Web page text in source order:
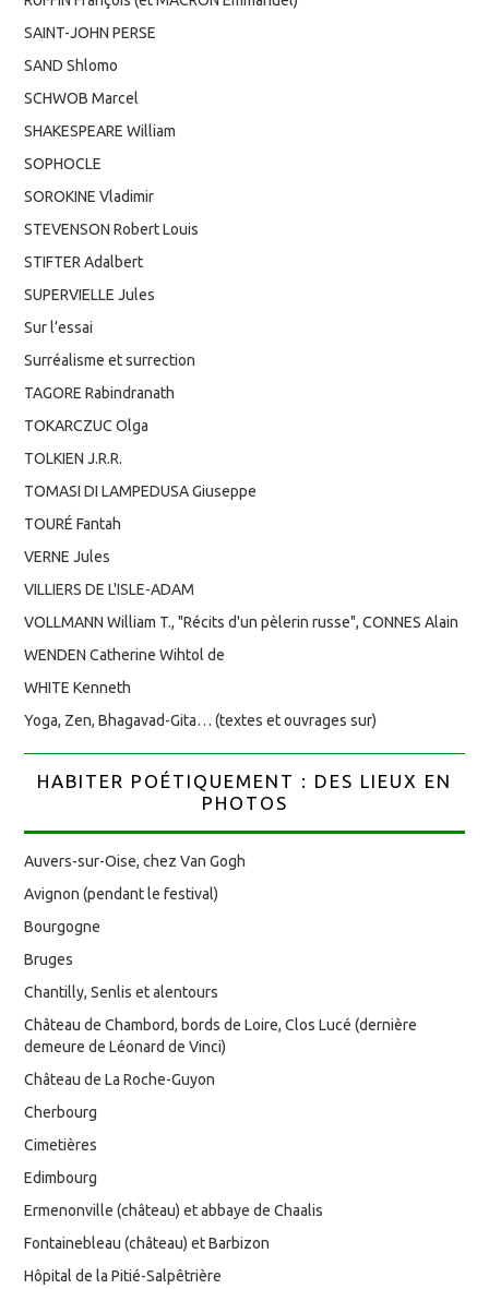
SAINT-JOHN PERSE
SAND Shlomo
SCHWOB Marcel
SHAKESPEARE William
SOPHOCLE
SOROKINE Vladimir
STEVENSON Robert Louis
STIFTER Adalbert
SUPERVIELLE Jules
Sur l’essai
Surréalisme et surrection
TAGORE Rabindranath
TOKARCZUC Olga
TOLKIEN J.R.R.
TOMASI DI LAMPEDUSA Giuseppe
TOURÉ Fantah
VERNE Jules
VILLIERS DE L'ISLE-ADAM
VOLLMANN William T., "Récits d'un pèlerin russe", CONNES Alain
WENDEN Catherine Wihtol de
WHITE Kenneth
Yoga, Zen, Bhagavad-Gita… (textes et ouvrages sur)
HABITER POÉTIQUEMENT : DES LIEUX EN
PHOTOS
Auvers-sur-Oise, chez Van Gogh
Avignon (pendant le festival)
Bourgogne
Bruges
Chantilly, Senlis et alentours
Château de Chambord, bords de Loire, Clos Lucé (dernière
demeure de Léonard de Vinci)
Château de La Roche-Guyon
Cherbourg
Cimetières
Edimbourg
Ermenonville (château) et abbaye de Chaalis
Fontainebleau (château) et Barbizon
Hôpital de la Pitié-Salpêtrière